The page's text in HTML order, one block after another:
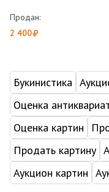
Продан:
2 400
Букинистика
Оценка
Оценка картин
Продать картину
Аукцион картин